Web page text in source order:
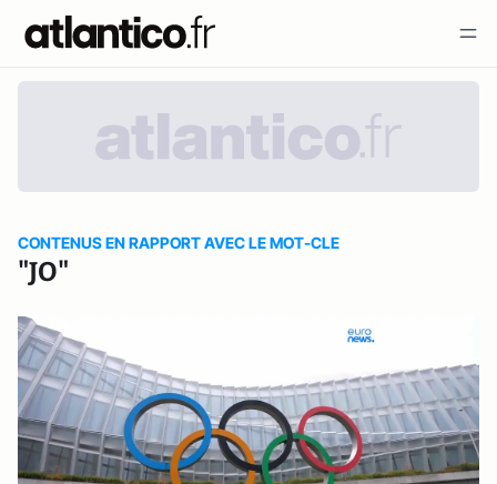
CONTENUS EN RAPPORT AVEC LE MOT-CLE
"JO"